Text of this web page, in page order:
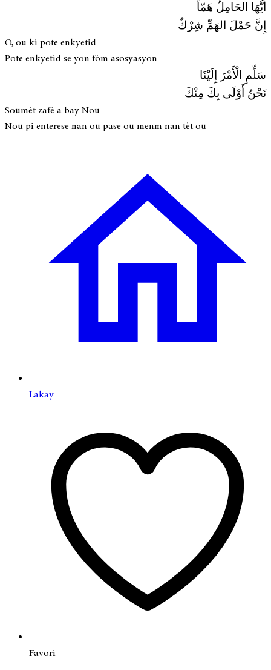
أَيُّهَا الحَامِلُ هَمّاً
إِنَّ حَمْلَ الهَمِّ شِرْكٌ
O, ou ki pote enkyetid
Pote enkyetid se yon fòm asosyasyon
سَلِّمِ الْأَمْرَ إِلَيْنَا
نَحْنُ أَوْلَى بِكَ مِنْكَ
Soumèt zafè a bay Nou
Nou pi enterese nan ou pase ou menm nan tèt ou
Lakay
Favori